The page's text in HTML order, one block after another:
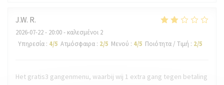
J.W. R
2026-07-22- 20:00 - καλεσμένοι 2
Υπηρεσία : 4/5 Ατμόσφαιρα : 2/5 Μενού : 4/5 Ποιότητα / Τιμή : 2/5
Het gratis3 gangenmenu, waarbij wij 1 extra gang tegen betaling